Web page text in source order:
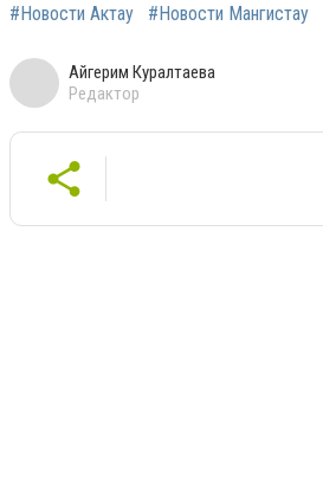
#Новости Актау #Новости Мангистау
Айгерим Куралтаева
Редактор